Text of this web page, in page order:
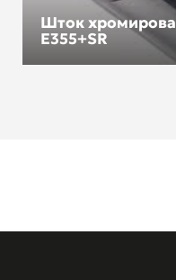
Шток
Е355+SR